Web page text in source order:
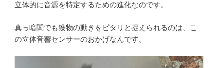
立体的に音源を特定するための進化なのです。
真っ暗闇でも獲物の動きをピタリと捉えられるのは、こ
の立体音響センサーのおかげなんです。